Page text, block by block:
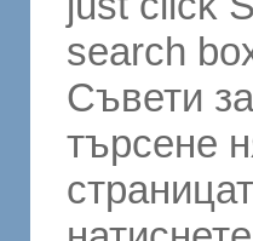
search
Съвети
търсене